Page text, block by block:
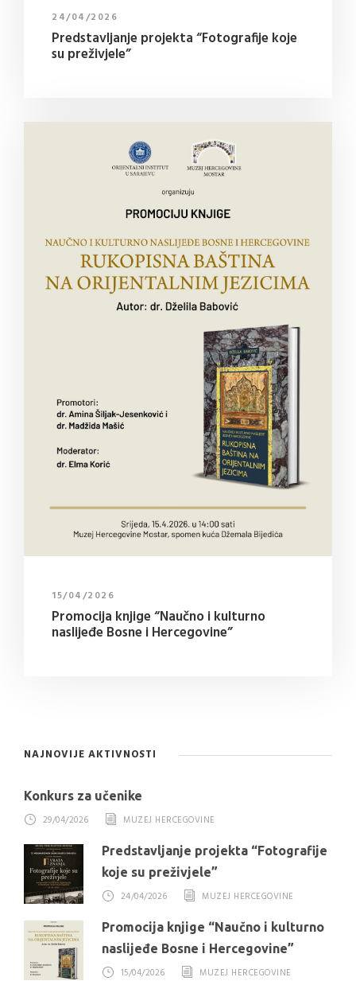
24/04/2026
Predstavljanje projekta “Fotografije koje
su preživjele”
15/04/2026
Promocija knjige “Naučno i kulturno
naslijeđe Bosne i Hercegovine”
NAJNOVIJE AKTIVNOSTI
Konkurs za učenike
29/04/2026
MUZEJ HERCEGOVINE
Predstavljanje projekta “Fotografije
koje su preživjele”
24/04/2026
MUZEJ HERCEGOVINE
Promocija knjige “Naučno i kulturno
naslijeđe Bosne i Hercegovine”
15/04/2026
MUZEJ HERCEGOVINE